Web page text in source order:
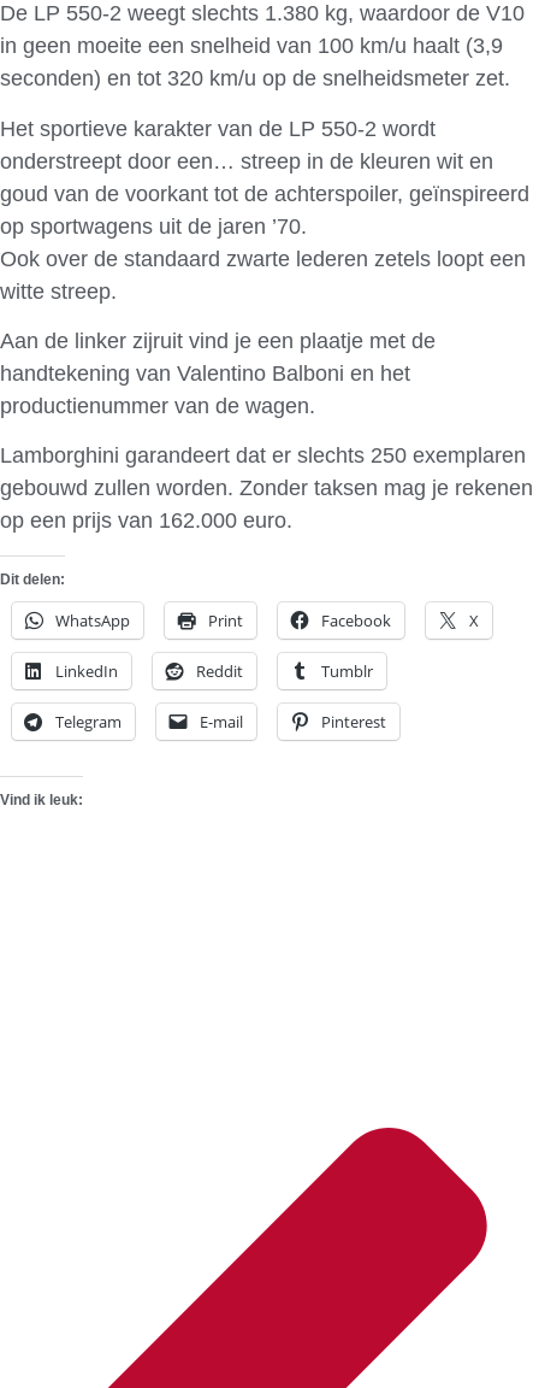
De LP 550-2 weegt slechts 1.380 kg, waardoor de V10
in geen moeite een snelheid van 100 km/u haalt (3,9
seconden) en tot 320 km/u op de snelheidsmeter zet.
Het sportieve karakter van de LP 550-2 wordt
onderstreept door een… streep in de kleuren wit en
goud van de voorkant tot de achterspoiler, geïnspireerd
op sportwagens uit de jaren ’70.
Ook over de standaard zwarte lederen zetels loopt een
witte streep.
Aan de linker zijruit vind je een plaatje met de
handtekening van Valentino Balboni en het
productienummer van de wagen.
Lamborghini garandeert dat er slechts 250 exemplaren
gebouwd zullen worden. Zonder taksen mag je rekenen
op een prijs van 162.000 euro.
Dit delen:
WhatsApp Print Facebook X
LinkedIn Reddit Tumblr
Telegram E-mail Pinterest
Vind ik leuk: